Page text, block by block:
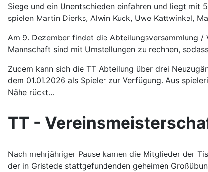
Siege und ein Unentschieden einfahren und liegt mit
spielen Martin Dierks, Alwin Kuck, Uwe Kattwinkel,
Am 9. Dezember findet die Abteilungsversammlung
Mannschaft sind mit Umstellungen zu rechnen,
Zudem kann sich die TT Abteilung über drei
dem 01.01.2026 als Spieler zur Verfügung. Aus
Nähe rückt…
TT -
Nach mehrjähriger Pause kamen die Mitglieder der
der in Gristede stattgefundenden geheimen